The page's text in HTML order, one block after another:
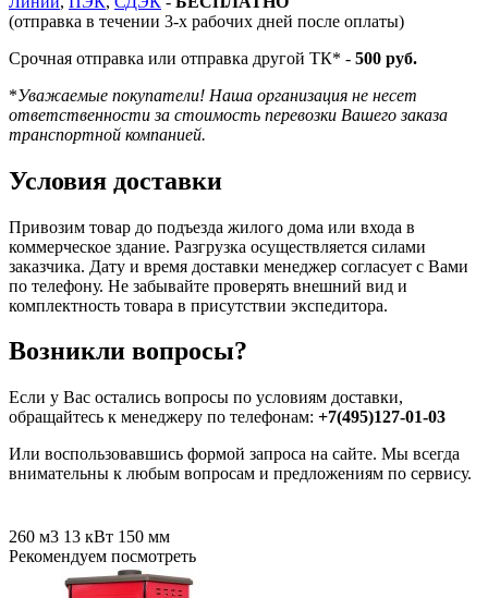
(отправка в течении 3-х рабочих дней после оплаты)
Срочная отправка или отправка другой ТК* - 500 руб.
*Уважаемые покупатели! Наша организация не несет
ответственности за стоимость перевозки Вашего заказа
транспортной компанией.
Условия доставки
Привозим товар до подъезда жилого дома или входа в
коммерческое здание. Разгрузка осуществляется силами
заказчика. Дату и время доставки менеджер согласует с Вами
по телефону. Не забывайте проверять внешний вид и
комплектность товара в присутствии экспедитора.
Возникли вопросы?
Если у Вас остались вопросы по условиям доставки,
обращайтесь к менеджеру по телефонам: +7(495)127-01-03
Или воспользовавшись формой запроса на сайте. Мы всегда
внимательны к любым вопросам и предложениям по сервису.
260 м3 13 кВт 150 мм
Рекомендуем посмотреть